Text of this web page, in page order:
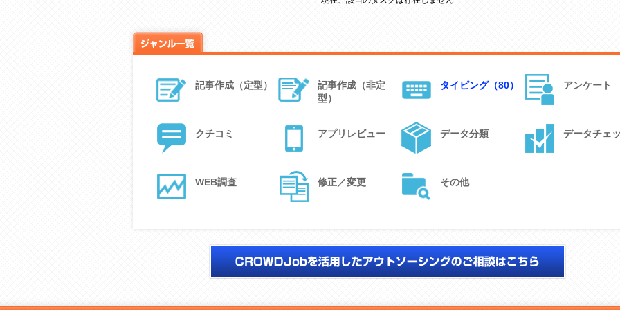
記事作成（定型）
記事作成（非定
型）
タイピング（80） アンケート
クチコミ アプリレビュー データ分類 データチェ
WEB調査 修正／変更 その他